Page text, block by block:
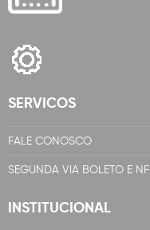
SERVICOS
FALE CONOSCO
SEGUNDA VIA BOLETO E NF
INSTITUCIONAL